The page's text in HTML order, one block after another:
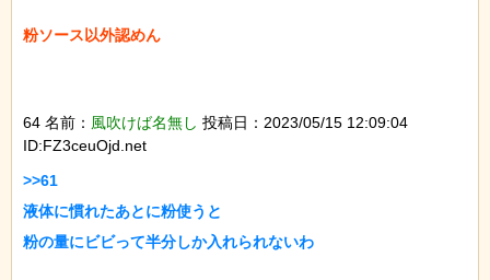
粉ソース以外認めん
64 名前： 風吹けば名無し 投稿日：2023/05/15 12:09:04
ID:FZ3ceuOjd.net
>>61
液体に慣れたあとに粉使うと
粉の量にビビって半分しか入れられないわ